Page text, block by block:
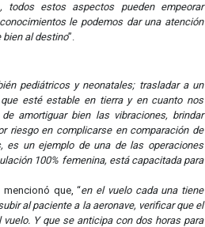
todos estos aspectos pueden empeorar
le podemos dar una atención
bien al destino”.
pediátricos y neonatales; trasladar a un
esté estable en tierra y en cuanto nos
amortiguar bien las vibraciones, brindar
riesgo en complicarse en comparación de
es un ejemplo de una de las operaciones
100% femenina, está capacitada para
que, “en el vuelo cada una tiene
al paciente a la aeronave, verificar que el
Y que se anticipa con dos horas para